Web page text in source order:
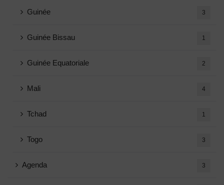
Guinée 3
Guinée Bissau 1
Guinée Equatoriale 2
Mali 4
Tchad 1
Togo 3
Agenda 3